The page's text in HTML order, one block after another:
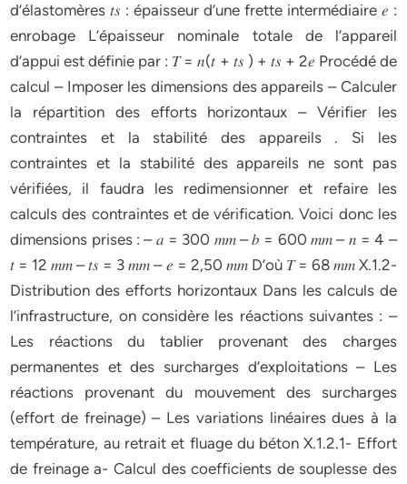
d’élastomères 𝑡𝑠 : épaisseur d’une frette intermédiaire 𝑒 :
enrobage L’épaisseur nominale totale de l’appareil
d’appui est définie par : 𝑇 = 𝑛(𝑡 + 𝑡𝑠 ) + 𝑡𝑠 + 2𝑒 Procédé de
calcul – Imposer les dimensions des appareils – Calculer
la répartition des efforts horizontaux – Vérifier les
contraintes et la stabilité des appareils . Si les
contraintes et la stabilité des appareils ne sont pas
vérifiées, il faudra les redimensionner et refaire les
calculs des contraintes et de vérification. Voici donc les
dimensions prises : – 𝑎 = 300 𝑚𝑚 – 𝑏 = 600 𝑚𝑚 – 𝑛 = 4 –
𝑡 = 12 𝑚𝑚 – 𝑡𝑠 = 3 𝑚𝑚 – 𝑒 = 2,50 𝑚𝑚 D’où 𝑇 = 68 𝑚𝑚 X.1.2-
Distribution des efforts horizontaux Dans les calculs de
l’infrastructure, on considère les réactions suivantes : –
Les réactions du tablier provenant des charges
permanentes et des surcharges d’exploitations – Les
réactions provenant du mouvement des surcharges
(effort de freinage) – Les variations linéaires dues à la
température, au retrait et fluage du béton X.1.2.1- Effort
de freinage a- Calcul des coefficients de souplesse des